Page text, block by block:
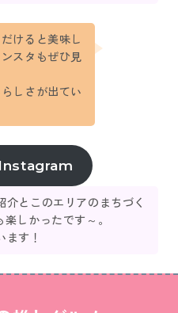
けると美味し
スタもぜひ見
しさが出てい
Instagram
介とこのエリアのまちづく
しかったです～。
ます！